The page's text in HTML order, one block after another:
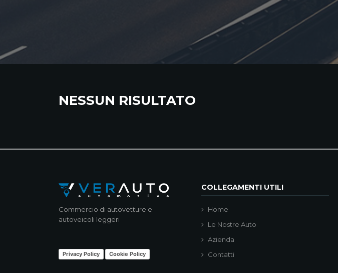
NESSUN RISULTATO
Commercio di autovetture e
autoveicoli leggeri
Privacy Policy Cookie Policy
COLLEGAMENTI UTILI
Home
Le Nostre Auto
Azienda
Contatti